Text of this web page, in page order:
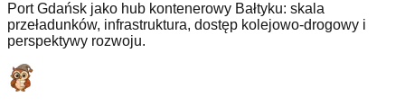
Port Gdańsk jako hub kontenerowy Bałtyku: skala
przeładunków, infrastruktura, dostęp kolejowo-drogowy i
perspektywy rozwoju.